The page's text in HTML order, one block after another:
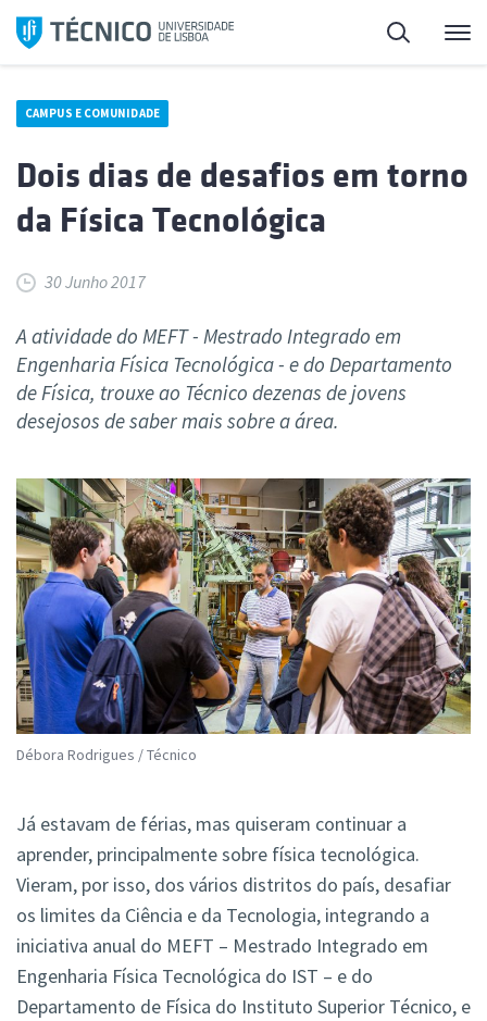
Saltar
para
Pesquisa
CAMPUS E COMUNIDADE
Dois dias de desafios em torno
da Física Tecnológica
30 Junho 2017
A atividade do MEFT - Mestrado Integrado em
Engenharia Física Tecnológica - e do Departamento
de Física, trouxe ao Técnico dezenas de jovens
desejosos de saber mais sobre a área.
Débora Rodrigues / Técnico
Já estavam de férias, mas quiseram continuar a
aprender, principalmente sobre física tecnológica.
Vieram, por isso, dos vários distritos do país, desafiar
os limites da Ciência e da Tecnologia, integrando a
iniciativa anual do MEFT – Mestrado Integrado em
Engenharia Física Tecnológica do IST – e do
Departamento de Física do Instituto Superior Técnico, e